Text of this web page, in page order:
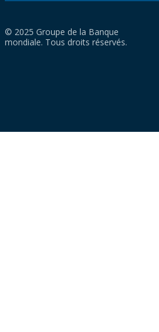
© 2025 Groupe de la Banque
mondiale. Tous droits réservés.